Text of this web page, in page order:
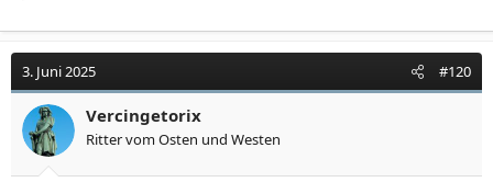
Fühlt sich eine Frau eher zum männlichen Geschlecht
zugewandt und sie lässt sich umoperieren als Mann,
warum sollte ER dann nicht, wenn er die ethischen
Grundsätze der Freimaurerei vertritt, nicht auch
Freimaurer in einer Männerloge werden können?
3. Juni 2025 #120
Vercingetorix
Ritter vom Osten und Westen